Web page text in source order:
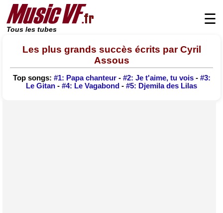
Tous les tubes
☰
Les plus grands succès écrits par Cyril
Assous
Top songs: #1: Papa chanteur- #2: Je t'aime, tu vois- #3:
Le Gitan - #4: Le Vagabond - #5: Djemila des Lilas